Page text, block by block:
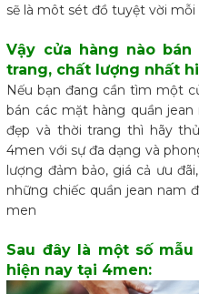
sẽ là môt sét đồ tuyệt vời mỗi
Vậy cửa hàng nào
trang, chất lượng nhất
Nếu bạn đang cần tìm một
bán các mặt hàng quần jean
đẹp và thời trang thì hãy
4men với sự đa dạng và
lượng đảm bảo, giá cả ưu
những chiếc quần jean nam
men
Sau đây là một số
hiện nay tại 4men: